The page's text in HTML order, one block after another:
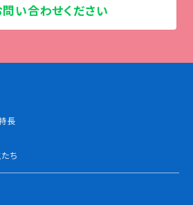
問い合わせください
長
ち